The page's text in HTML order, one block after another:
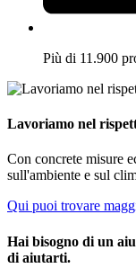
Più di 11.900
Lavoriamo nel
Con concrete misure
sull'ambiente e sul
Qui puoi trovare
Hai bisogno di un
di aiutarti.